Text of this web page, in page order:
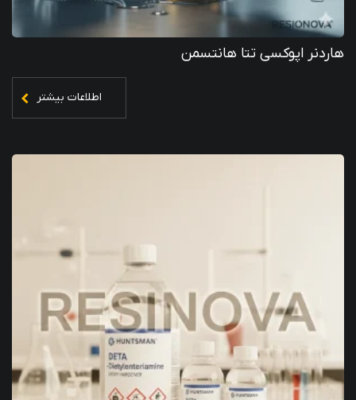
هاردنر اپوکسی تتا هانتسمن
اطلاعات بیشتر